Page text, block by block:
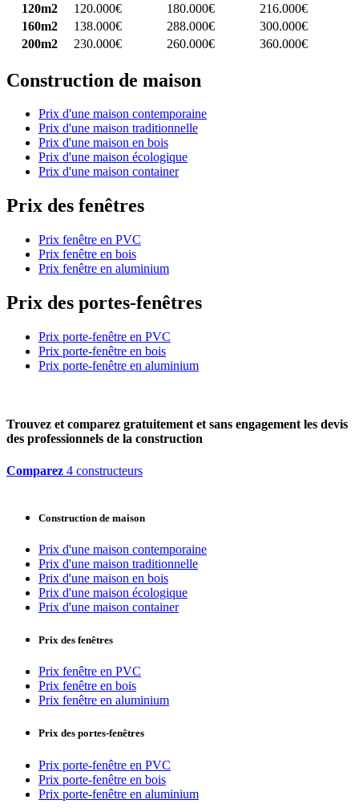
120m2
120.000€ 180.000€
216.000€
160m2
138.000€ 288.000€
300.000€
200m2
230.000€ 260.000€ 360.000€
Construction de maison
Prix d'une maison contemporaine
Prix d'une maison traditionnelle
Prix d'une maison en bois
Prix d'une maison écologique
Prix d'une maison container
Prix des fenêtres
Prix fenêtre en PVC
Prix fenêtre en bois
Prix fenêtre en aluminium
Prix des portes-fenêtres
Prix porte-fenêtre en PVC
Prix porte-fenêtre en bois
Prix porte-fenêtre en aluminium
Trouvez et comparez gratuitement et sans engagement les devis
des professionnels de la construction
Comparez 4 constructeurs
Construction de maison
Prix d'une maison contemporaine
Prix d'une maison traditionnelle
Prix d'une maison en bois
Prix d'une maison écologique
Prix d'une maison container
Prix des fenêtres
Prix fenêtre en PVC
Prix fenêtre en bois
Prix fenêtre en aluminium
Prix des portes-fenêtres
Prix porte-fenêtre en PVC
Prix porte-fenêtre en bois
Prix porte-fenêtre en aluminium